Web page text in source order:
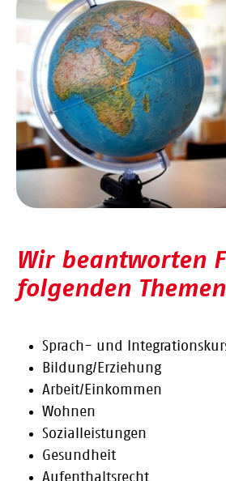
Wir beantworten
folgenden Themen
Sprach- und
Bildung/Erziehung
Arbeit/Einkommen
Wohnen
Sozialleistungen
Gesundheit
Aufenthaltsrecht